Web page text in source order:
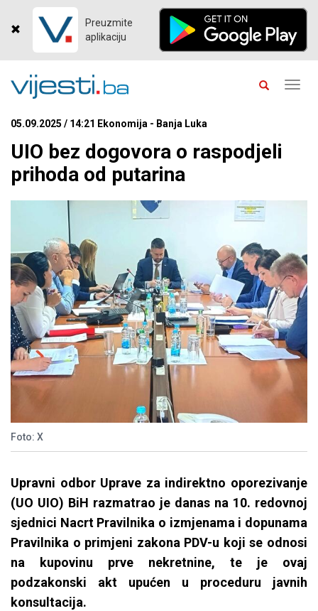
Preuzmite
aplikaciju
05.09.2025 / 14:21 Ekonomija - Banja Luka
UIO bez dogovora o raspodjeli
prihoda od putarina
Foto: X
Upravni odbor Uprave za indirektno oporezivanje
(UO UIO) BiH razmatrao je danas na 10. redovnoj
sjednici Nacrt Pravilnika o izmjenama i dopunama
Pravilnika o primjeni zakona PDV-u koji se odnosi
na kupovinu prve nekretnine, te je ovaj
podzakonski akt upućen u proceduru javnih
konsultacija.